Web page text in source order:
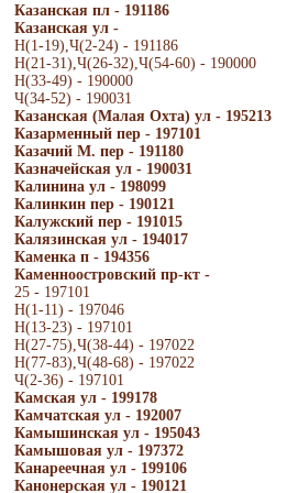
Казанская пл - 191186
Казанская ул -
Н(1-19),Ч(2-24) - 191186
Н(21-31),Ч(26-32),Ч(54-60) - 190000
Н(33-49) - 190000
Ч(34-52) - 190031
Казанская (Малая Охта) ул - 195213
Казарменный пер - 197101
Казачий М. пер - 191180
Казначейская ул - 190031
Калинина ул - 198099
Калинкин пер - 190121
Калужский пер - 191015
Калязинская ул - 194017
Каменка п - 194356
Каменноостровский пр-кт -
25 - 197101
Н(1-11) - 197046
Н(13-23) - 197101
Н(27-75),Ч(38-44) - 197022
Н(77-83),Ч(48-68) - 197022
Ч(2-36) - 197101
Камская ул - 199178
Камчатская ул - 192007
Камышинская ул - 195043
Камышовая ул - 197372
Канареечная ул - 199106
Канонерская ул - 190121